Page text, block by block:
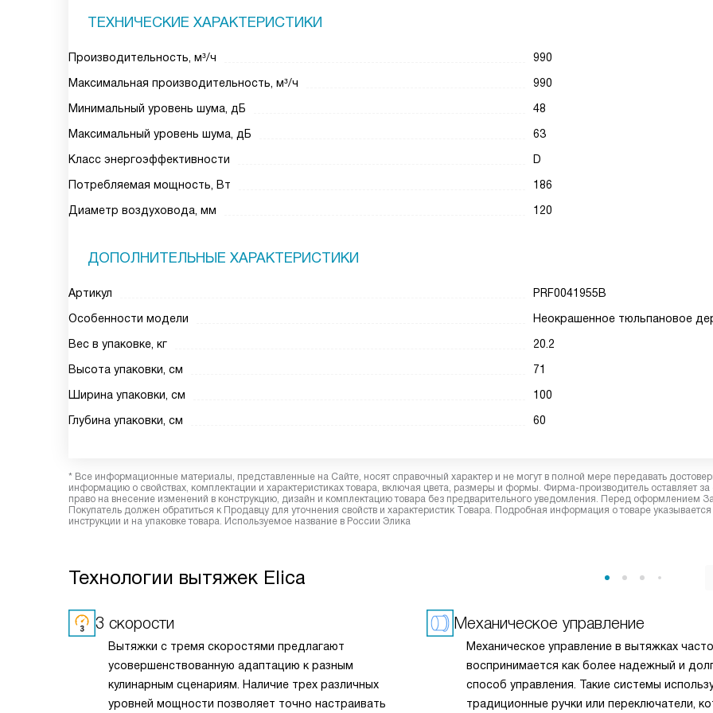
ТЕХНИЧЕСКИЕ ХАРАКТЕРИСТИКИ
Производительность, м³/ч
990
Максимальная производительность, м³/ч
990
Минимальный уровень шума, дБ
48
Максимальный уровень шума, дБ
63
Класс энергоэффективности
D
Потребляемая мощность, Вт
186
Диаметр воздуховода, мм
120
ДОПОЛНИТЕЛЬНЫЕ ХАРАКТЕРИСТИКИ
Артикул
PRF0041955B
Особенности модели
Неокрашенное тюльпановое
Вес в упаковке, кг
20.2
Высота упаковки, см
71
Ширина упаковки, см
100
Глубина упаковки, см
60
* Все информационные материалы, представленные на Сайте, носят справочный характер и не могут в полной мере передавать
информацию о свойствах, комплектации и характеристиках товара, включая цвета, размеры и формы. Фирма-производитель оставляет за
право на внесение изменений в конструкцию, дизайн и комплектацию товара без предварительного уведомления. Перед оформлением
Покупатель должен обратиться к Продавцу для уточнения свойств и характеристик Товара. Подробная информация о товаре указывается
инструкции и на упаковке товара. Используемое название в России Элика
Технологии вытяжек Elica
3 скорости
Вытяжки с тремя скоростями предлагают
усовершенствованную адаптацию к разным
кулинарным сценариям. Наличие трех различных
уровней мощности позволяет точно настраивать
Механическое управление
Механическое управление в вытяжках часто
воспринимается как более надежный и
способ управления. Такие системы
традиционные ручки или переключатели,